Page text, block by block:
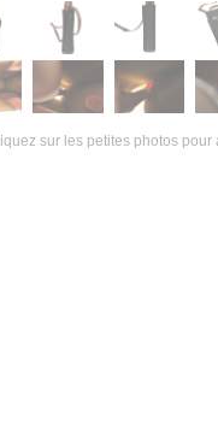
sur les petites photos pour